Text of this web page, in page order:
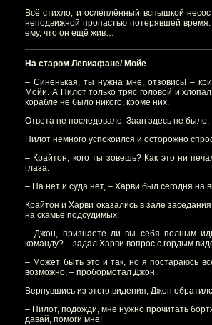
Всё стихло, и ослеплённый вспышкой
неподвижной пропастью потерявшей
ему, что он ещё жив…
На старом Левиафане/ Мойе
– Синенькая, ты нужна мне, отзовись! –
Мойи. А Пилот только тряс головой и
корабле не было никого, кроме них.
Ответа не последовало. Заан здесь не было.
Пилот немного успокоился и осторожно
– Крайтон, кого ты зовешь? Как это ни
глаза.
– На нет и суда нет, – Харви был сегодня на
Крайтон и Харви оказались в зале
на скамье подсудимых.
– Джон, признаете ли вы себя полным
команду? – задал Харви вопрос с гордым
– Может быть это и так, но я постараюсь
возможно, – пробормотал Джон.
Вернувшись из этого видения, Джон
– Пилот, подожди, мне нужно прочитать
давай, помоги мне!